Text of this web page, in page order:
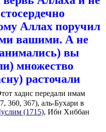
Аллах поручил
вашими. А не
вы
множество
расточали
хадис передали имам
360, 367), аль-Бухари в
(1715), Ибн Хиббан